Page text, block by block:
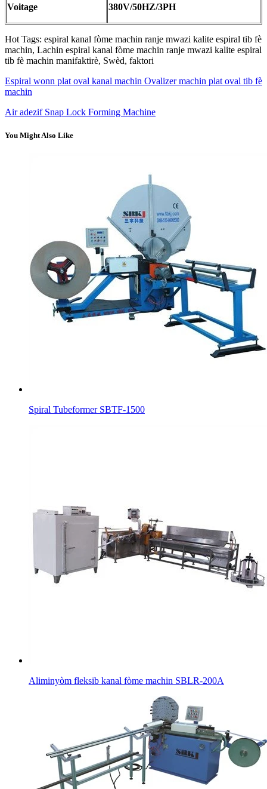
Voitage 380V/50HZ/3PH
Hot Tags: espiral kanal fòme machin ranje mwazi kalite espiral tib fè
machin, Lachin espiral kanal fòme machin ranje mwazi kalite espiral
tib fè machin manifaktirè, Swèd, faktori
Espiral wonn plat oval kanal machin Ovalizer machin plat oval tib fè
machin
Air adezif Snap Lock Forming Machine
You Might Also Like
Spiral Tubeformer SBTF-1500
Aliminyòm fleksib kanal fòme machin SBLR-200A